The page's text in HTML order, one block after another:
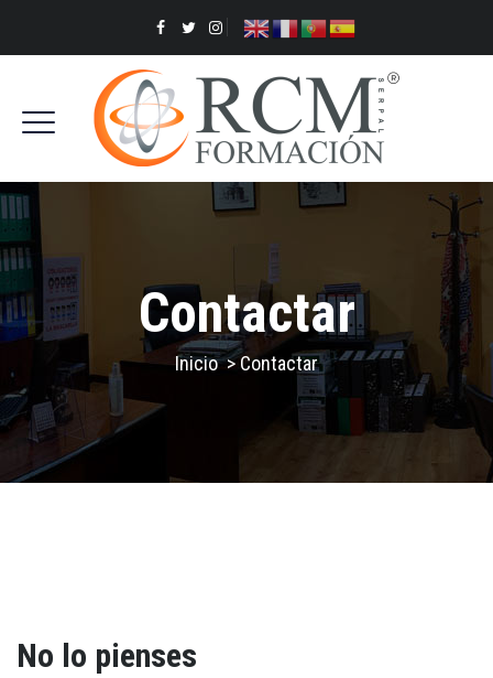
Contactar
Inicio>Contactar
No lo pienses